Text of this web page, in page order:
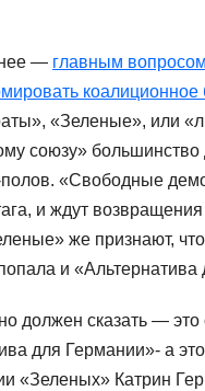
— главным вопросом
«Зеленые», или
союзу»
полов. «Свободные
и ждут
же признают,
и
должен сказать —
для Германии»- а
«Зеленых» Катрин